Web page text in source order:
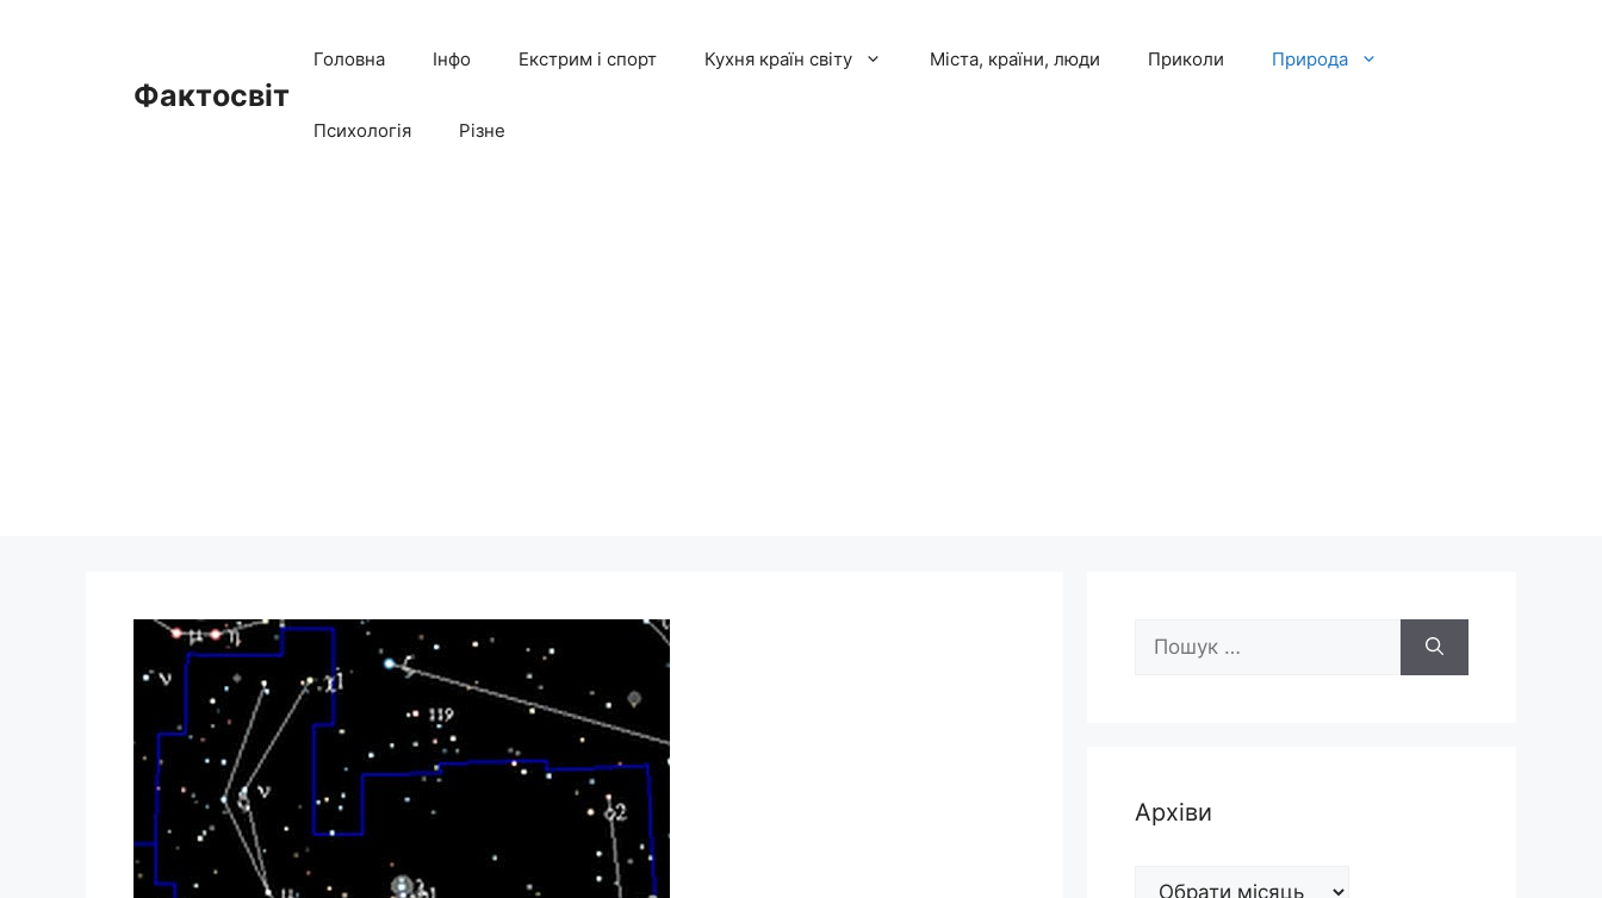
Фактосвіт
Головна Інфо Екстрим і спорт Кухня країн світу Міста, країни, люди Приколи Природа
Психологія Різне
Пошук:
Архіви
Архіви